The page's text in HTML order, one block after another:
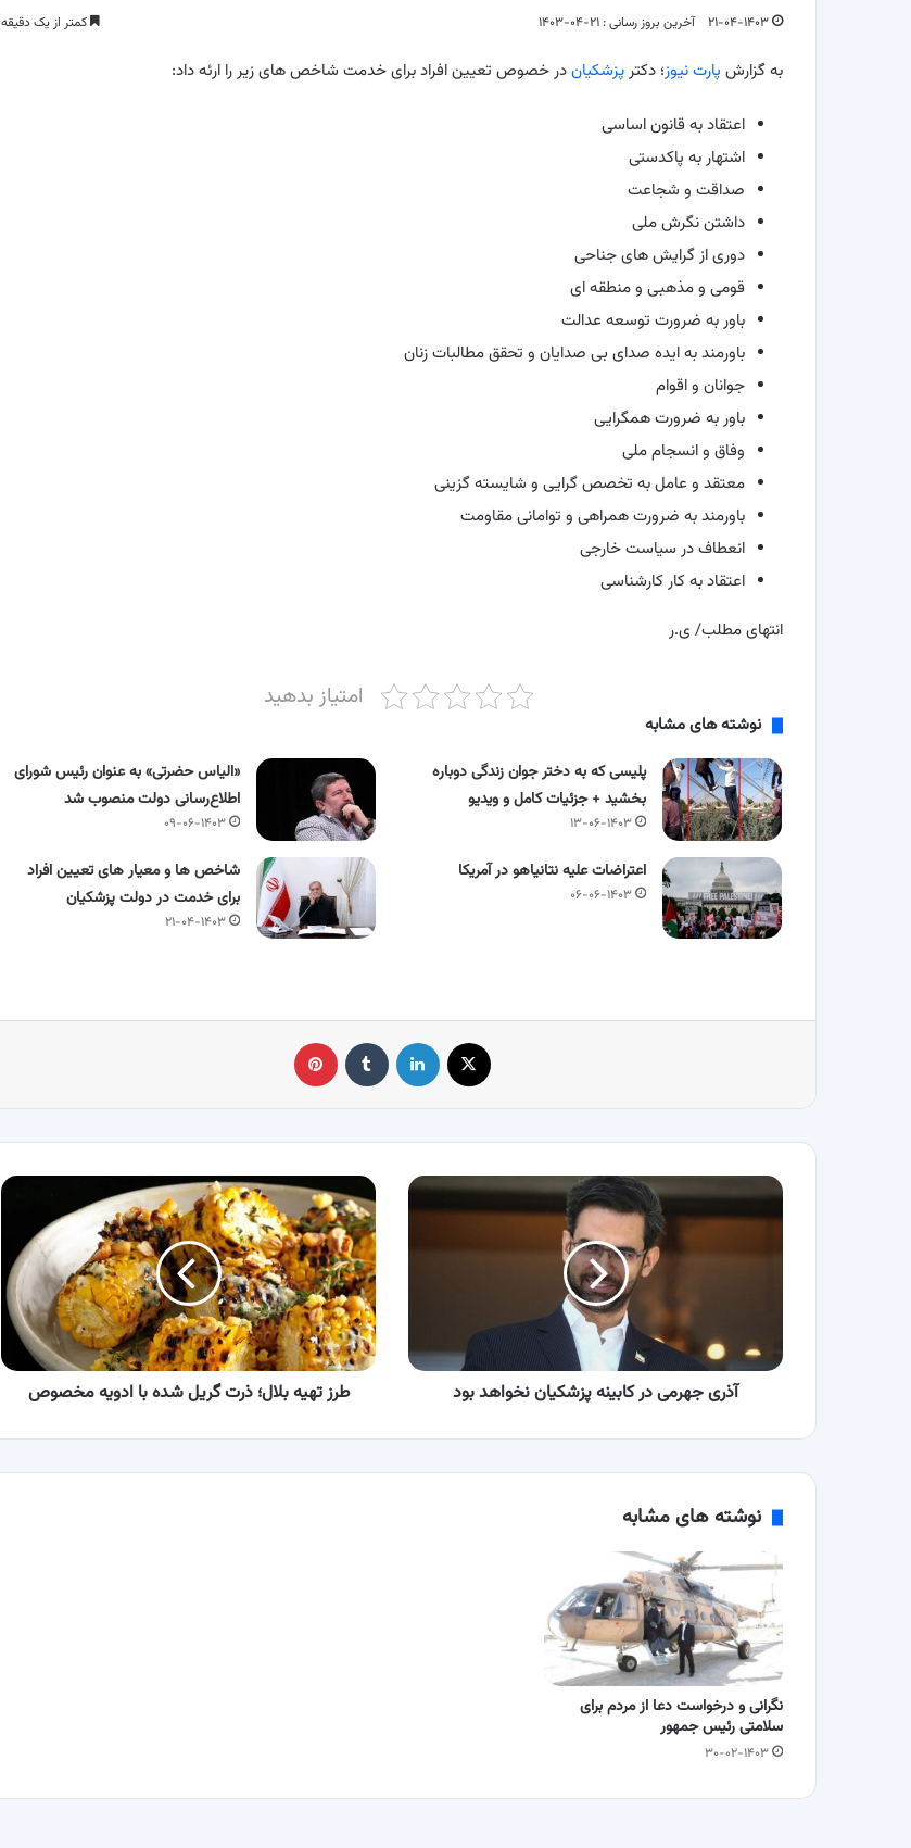
۲۱-۰۴-۱۴۰۳ آخرین بروز رسانی : ۲۱-۰۴-۱۴۰۳ کمتر از یک دقیقه
به گزارش پارت نیوز؛ دکترپزشکیاندر خصوص تعیین افراد برای خدمت شاخص های زیر را ارئه داد:
اعتقاد به قانون اساسی
اشتهار به پاکدستی
صداقت و شجاعت
داشتن نگرش ملی
دوری از گرایش های جناحی
قومی و مذهبی و منطقه ای
باور به ضرورت توسعه عدالت
باورمند به ایده صدای بی صدایان و تحقق مطالبات زنان
جوانان و اقوام
باور به ضرورت همگرایی
وفاق و انسجام ملی
معتقد و عامل به تخصص گرایی و شایسته گزینی
باورمند به ضرورت همراهی و توامانی مقاومت
انعطاف در سیاست خارجی
اعتقاد به کار کارشناسی
انتهای مطلب/ ی.ر
امتیاز بدهید
نوشته های مشابه
پلیسی که به دختر جوان زندگی دوباره
بخشید + جزئیات کامل و ویدیو
۱۳-۰۶-۱۴۰۳
«الیاس حضرتی» به عنوان رئیس شورای
اطلاع‌رسانی دولت منصوب شد
۰۹-۰۶-۱۴۰۳
اعتراضات علیه نتانیاهو در آمریکا
۰۶-۰۶-۱۴۰۳
شاخص ها و معیار های تعیین افراد
برای خدمت در دولت پزشکیان
۲۱-۰۴-۱۴۰۳
لینکدین ‫تامبلر
آذری
آذری جهرمی در کابینه پزشکیان نخواهد بود
طرز
تهیه
بلال؛
ذرت
گریل
شده
با
ادویه
مخصوص
طرز تهیه بلال؛ ذرت گریل شده با ادویه مخصوص
نوشته های مشابه
نگرانی و درخواست دعا از مردم برای
سلامتی رئیس جمهور
۳۰-۰۲-۱۴۰۳